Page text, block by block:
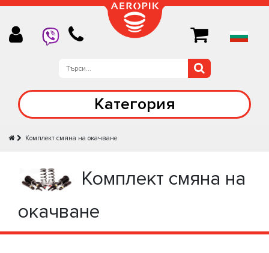
Категория
Комплект смяна на окачване
Комплект смяна на
окачване